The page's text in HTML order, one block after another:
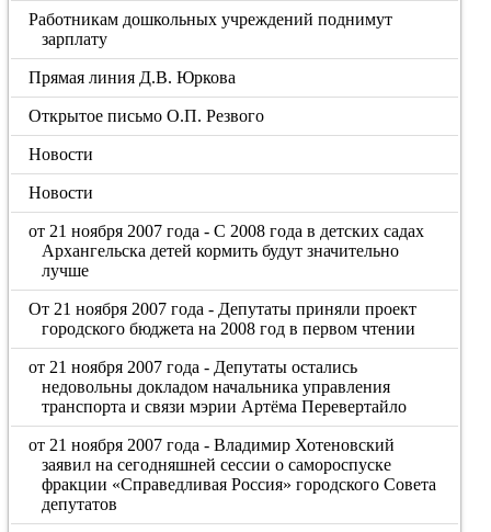
Работникам дошкольных учреждений поднимут
зарплату
Прямая линия Д.В. Юркова
Открытое письмо О.П. Резвого
Новости
Новости
от 21 ноября 2007 года - С 2008 года в детских садах
Архангельска детей кормить будут значительно
лучше
От 21 ноября 2007 года - Депутаты приняли проект
городского бюджета на 2008 год в первом чтении
от 21 ноября 2007 года - Депутаты остались
недовольны докладом начальника управления
транспорта и связи мэрии Артёма Перевертайло
от 21 ноября 2007 года - Владимир Хотеновский
заявил на сегодняшней сессии о самороспуске
фракции «Справедливая Россия» городского Совета
депутатов